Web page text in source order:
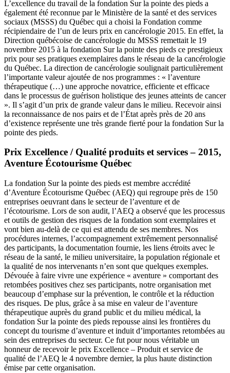
L’excellence du travail de la fondation Sur la pointe des pieds a
également été reconnue par le Ministère de la santé et des services
sociaux (MSSS) du Québec qui a choisi la Fondation comme
récipiendaire de l’un de leurs prix en cancérologie 2015. En effet, la
Direction québécoise de cancérologie du MSSS remettait le 19
novembre 2015 à la fondation Sur la pointe des pieds ce prestigieux
prix pour ses pratiques exemplaires dans le réseau de la cancérologie
du Québec. La direction de cancérologie soulignait particulièrement
l’importante valeur ajoutée de nos programmes : « l’aventure
thérapeutique (…) une approche novatrice, efficiente et efficace
dans le processus de guérison holistique des jeunes atteints de cancer
». Il s’agit d’un prix de grande valeur dans le milieu. Recevoir ainsi
la reconnaissance de nos pairs et de l’État après près de 20 ans
d’existence représente une très grande fierté pour la fondation Sur la
pointe des pieds.
Prix Excellence / Qualité produits et services – 2015,
Aventure Écotourisme Québec
La fondation Sur la pointe des pieds est membre accrédité
d’Aventure Écotourisme Québec (AEQ) qui regroupe près de 150
entreprises oeuvrant dans le secteur de l’aventure et de
l’écotourisme. Lors de son audit, l’AEQ a observé que les processus
et outils de gestion des risques de la fondation sont exemplaires et
vont bien au-delà de ce qui est attendu de ses membres. Nos
procédures internes, l’accompagnement extrêmement personnalisé
des participants, la documentation fournie, les liens étroits avec le
réseau de la santé, le milieu universitaire, la population régionale et
la qualité de nos intervenants n’en sont que quelques exemples.
Dévouée à faire vivre une expérience « aventure » comportant des
retombées positives chez ses participants, notre organisation met
beaucoup d’emphase sur la prévention, le contrôle et la réduction
des risques. De plus, grâce à sa mise en valeur de l’aventure
thérapeutique auprès du grand public et du milieu médical, la
fondation Sur la pointe des pieds repousse ainsi les frontières du
concept du tourisme d’aventure et induit d’importantes retombées au
sein des entreprises du secteur. Ce fut pour nous véritable un
honneur de recevoir le prix Excellence – Produit et service de
qualité de l’AEQ le 4 novembre dernier, la plus haute distinction
émise par cette organisation.